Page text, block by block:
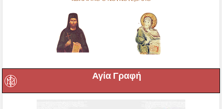
Αγία Γραφή